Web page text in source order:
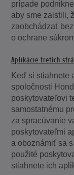
prípade
aby sme zaistili,
zaobchádzať
o ochrane
Aplikácie tretích
Keď si stiahnete
spoločnosti
poskytovateľovi
samostatnému
za spracúvanie
poskytovateľmi
a oboznámiť sa
použité
stiahnete ich